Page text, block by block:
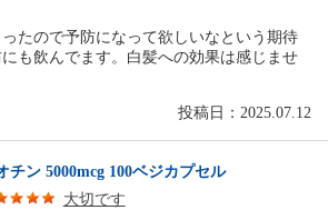
たので予防になって欲しいなという期待
も飲んでます。白髪への効果は感じませ
投稿日：2025.07.12
チン 5000mcg 100ベジカプセル
大切です